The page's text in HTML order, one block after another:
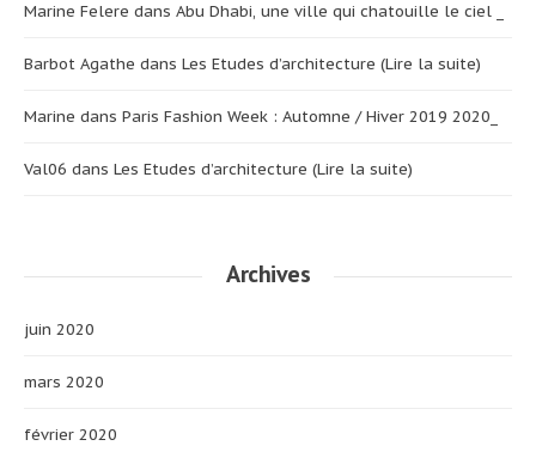
Marine Felere dans Abu Dhabi, une ville qui chatouille le ciel _
Barbot Agathe dans Les Etudes d’architecture (Lire la suite)
Marine dans Paris Fashion Week : Automne / Hiver 2019 2020_
Val06 dans Les Etudes d’architecture (Lire la suite)
Archives
juin 2020
mars 2020
février 2020